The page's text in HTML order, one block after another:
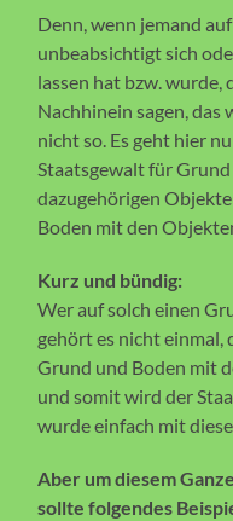
Denn, wenn jemand
unbeabsichtigt sich
lassen hat bzw. wurde,
Nachhinein sagen,
nicht so. Es geht hier
Staatsgewalt für
dazugehörigen
Boden mit den
Kurz und bündig:
Wer auf solch einen
gehört es nicht einmal,
Grund und Boden mit
und somit wird der
wurde einfach mit
Aber um diesem
sollte folgendes